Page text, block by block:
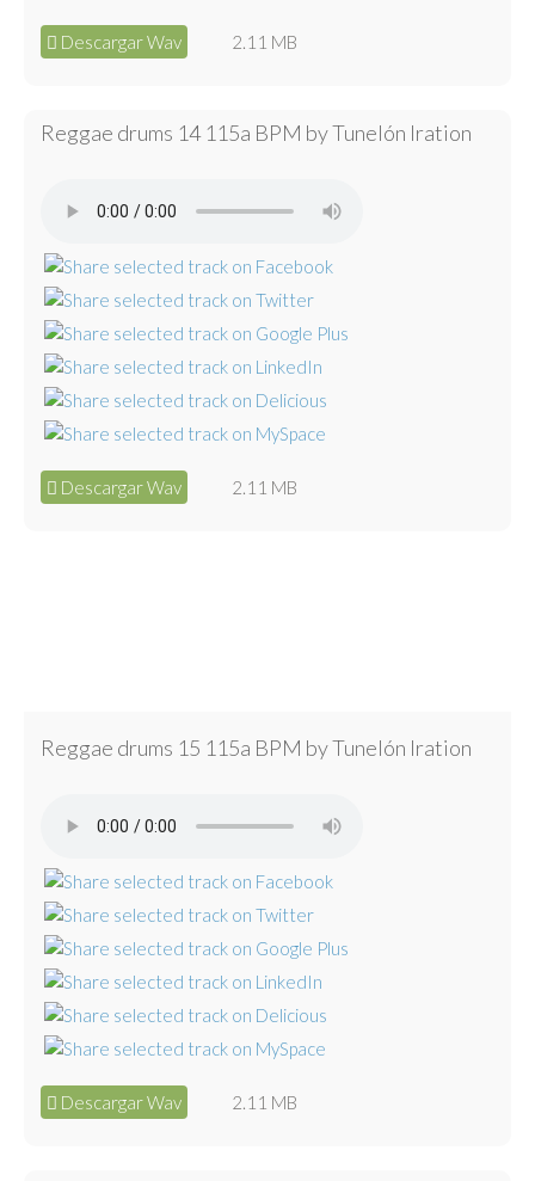
Descargar Wav 2.11 MB
Reggae drums 14 115a BPM by Tunelón Iration
Descargar Wav 2.11 MB
Reggae drums 15 115a BPM by Tunelón Iration
Descargar Wav 2.11 MB